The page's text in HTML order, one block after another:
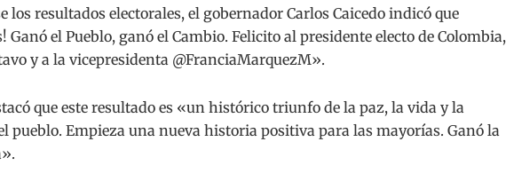
los resultados electorales, el gobernador Carlos Caicedo indicó que
Ganó el Pueblo, ganó el Cambio. Felicito al presidente electo de Colombia,
y a la vicepresidenta @FranciaMarquezM».
que este resultado es «un histórico triunfo de la paz, la vida y la
pueblo. Empieza una nueva historia positiva para las mayorías. Ganó la